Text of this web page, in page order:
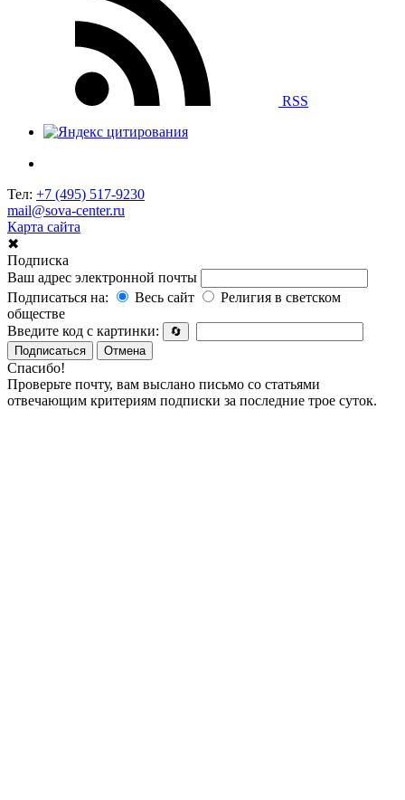
RSS
Тел: +7 (495) 517-9230
mail@sova-center.ru
Карта сайта
✖
Подписка
Ваш адрес электронной почты
Подписаться на:
Весь сайт
Религия в светском
обществе
Введите код с картинки:
🔄
Подписаться
Отмена
Спасибо!
Проверьте почту, вам выслано письмо со статьями
отвечающим критериям подписки за последние трое суток.